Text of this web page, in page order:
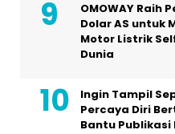
OMOWAY Raih
Dolar AS untuk
Motor Listrik
Dunia
Ingin Tampil
Percaya Diri
Bantu Publikasi